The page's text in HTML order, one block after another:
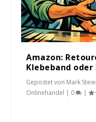
Amazon:
Klebeband oder
Gepostet von Mark
Onlinehandel | 0 |